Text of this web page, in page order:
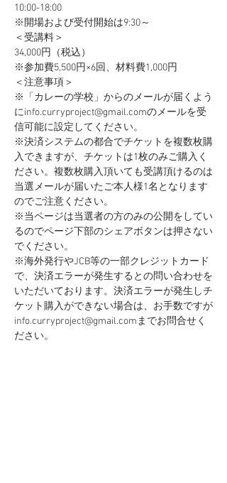
10:00-18:00
※開場および受付開始は9:30～
＜受講料＞
34,000円（税込）
※参加費5,500円×6回、材料費1,000円
＜注意事項＞
​※「カレーの学校」からのメールが届くよう
にinfo.curryproject@gmail.comのメールを受
信可能に設定してください。
※決済システムの都合でチケットを複数枚購
入できますが、チケットは1枚のみご購入く
ださい。複数枚購入頂いても受講頂けるのは
当選メールが届いたご本人様1名となります
のでご注意ください。
※当ページは当選者の方のみの公開をしてい
るのでページ下部のシェアボタンは押さない
でください。
※海外発行やJCB等の一部クレジットカード
で、決済エラーが発生するとの問い合わせを
いただいております。決済エラーが発生しチ
ケット購入ができない場合は、お手数ですが
info.curryproject@gmail.comまでお問合せく
ださい。